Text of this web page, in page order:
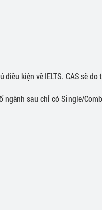
kiện về IELTS. CAS sẽ
sau chỉ có Single/